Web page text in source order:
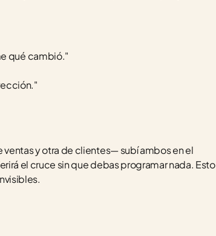
qué cambió."
y otra de clientes— subí ambos en el
el cruce sin que debas programar nada. Esto